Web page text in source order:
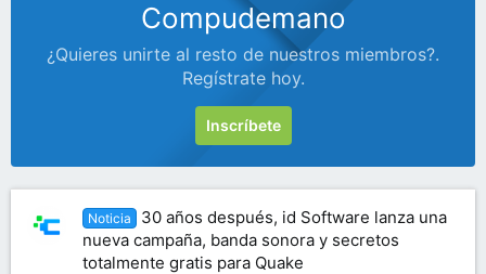
Compudemano
¿Quieres unirte al resto de nuestros miembros?.
Regístrate hoy.
Inscríbete
Noticia
30 años después, id Software lanza una
nueva campaña, banda sonora y secretos
totalmente gratis para Quake